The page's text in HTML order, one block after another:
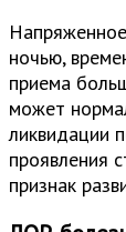
ночью,
приема
может
ликвидации
проявления
признак